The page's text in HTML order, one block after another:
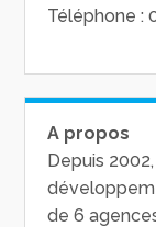
Téléphone :
A propos
Depuis
de 6